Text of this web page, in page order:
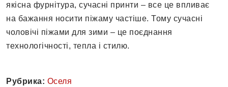
якісна фурнітура, сучасні принти – все це впливає
на бажання носити піжаму частіше. Тому сучасні
чоловічі піжами для зими – це поєднання
технологічності, тепла і стилю.
Рубрика: Оселя